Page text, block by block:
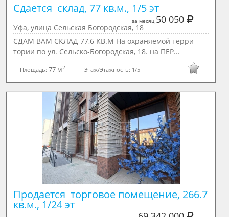
Сдается  склад, 77 кв.м., 1/5 эт
за месяц 50 050
Уфа, улица Сельская Богородская, 18
СДАМ ВАМ СКЛАД 77,6 КВ.М На охраняемой терри
тории по ул. Сельско-Богородская, 18. на ПЕР...
Площадь:77 м2 Этаж/Этажность: 1/5
Продается  торговое помещение, 266.7
кв.м., 1/24 эт